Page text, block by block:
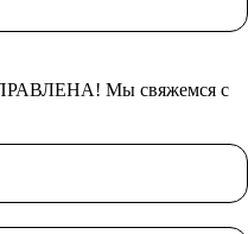
Мы свяжемся с